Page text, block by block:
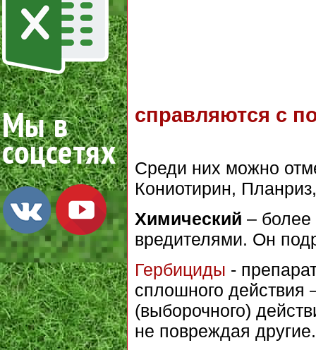
справляются с
Среди них можно
Кониотирин,
Химический –
вредителями. Он
Гербициды -
сплошного действия
(выборочного)
не повреждая другие.